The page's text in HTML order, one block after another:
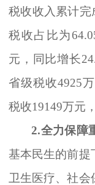
税收收入累计完
税收占比为
元，同比增长
省级税收4925
税收19149万元
2.全力保障
基本民生的前提
卫生医疗、社